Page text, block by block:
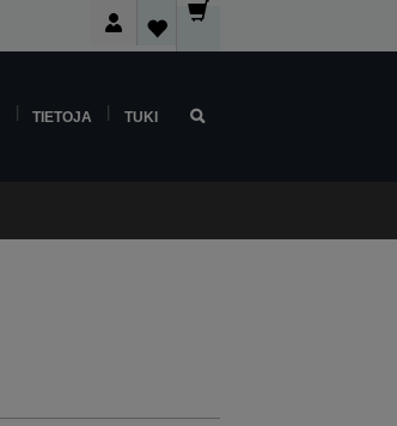
TIETOJA TUKI